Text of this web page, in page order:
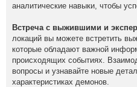
аналитические навыки, чтобы
Встреча с выжившими и
локаций вы можете встретить
которые обладают важной
происходящих событиях.
вопросы и узнавайте новые
характеристиках демонов.